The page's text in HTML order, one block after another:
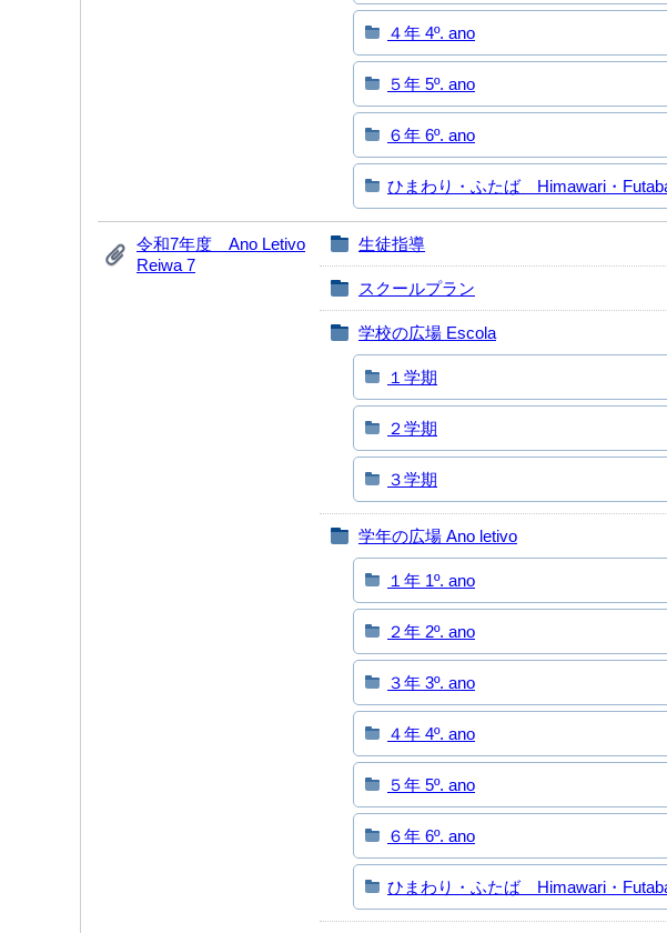
４年 4º. ano
５年 5º. ano
６年 6º. ano
ひまわり・ふたば Himawari・
令和7年度 Ano Letivo
Reiwa 7
生徒指導
スクールプラン
学校の広場 Escola
１学期
２学期
３学期
学年の広場 Ano letivo
１年 1º. ano
２年 2º. ano
３年 3º. ano
４年 4º. ano
５年 5º. ano
６年 6º. ano
ひまわり・ふたば Himawari・